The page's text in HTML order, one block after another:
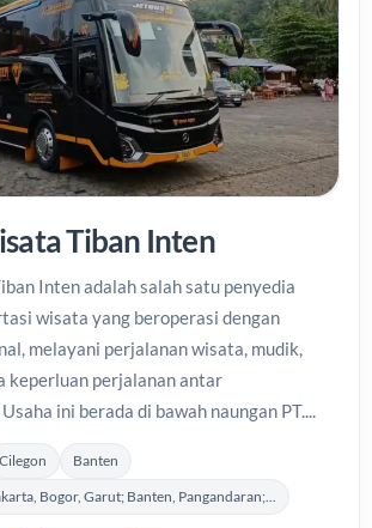
Tiban Inten
Inten adalah salah satu penyedia
wisata yang beroperasi dengan
melayani perjalanan wisata, mudik,
keperluan perjalanan antar
ini berada di bawah naungan PT....
Cilegon
Banten
Bogor, Garut; Banten, Pangandaran;...